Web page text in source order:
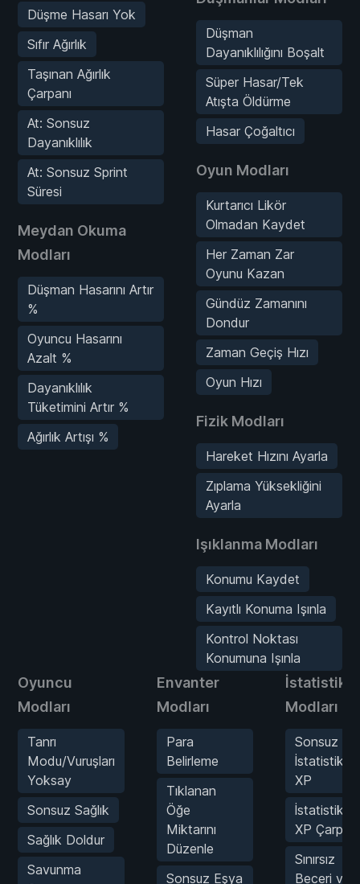
Düşme Hasarı Yok
Sıfır Ağırlık
Taşınan Ağırlık
Çarpanı
At: Sonsuz
Dayanıklılık
At: Sonsuz Sprint
Süresi
Meydan Okuma
Modları
Düşman Hasarını Artır
%
Oyuncu Hasarını
Azalt %
Dayanıklılık
Tüketimini Artır %
Ağırlık Artışı %
Düşman
Dayanıklılığını Boşalt
Süper Hasar/Tek
Atışta Öldürme
Hasar Çoğaltıcı
Oyun Modları
Kurtarıcı Likör
Olmadan Kaydet
Her Zaman Zar
Oyunu Kazan
Gündüz Zamanını
Dondur
Zaman Geçiş Hızı
Oyun Hızı
Fizik Modları
Hareket Hızını Ayarla
Zıplama Yüksekliğini
Ayarla
Işıklanma Modları
Konumu Kaydet
Kayıtlı Konuma Işınla
Kontrol Noktası
Konumuna Işınla
Oyuncu
Modları
Tanrı
Modu/Vuruşları
Yoksay
Sonsuz Sağlık
Sağlık Doldur
Savunma
Envanter
Modları
Para
Belirleme
Tıklanan
Öğe
Miktarını
Düzenle
Sonsuz Eşya
İstatistik
Modları
Sonsuz
İstatistik
XP
İstatistik
XP Çarpanı
Sınırsız
Beceri ve